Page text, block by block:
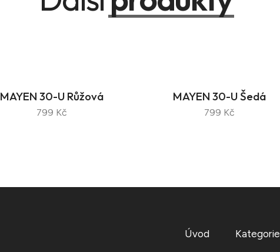
MAYEN 30-U Růžová
799 Kč
MAYEN 30-U Šedá
799 Kč
Úvod Kategorie